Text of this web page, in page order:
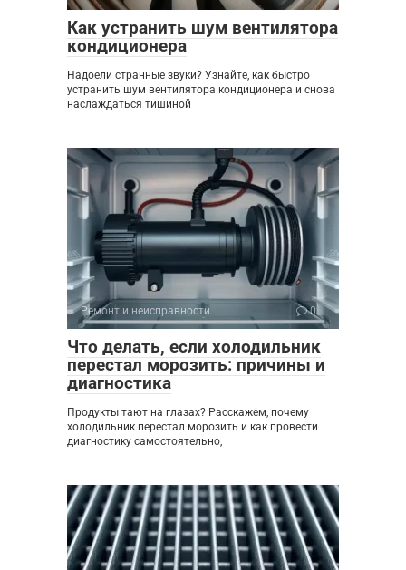
Как устранить шум вентилятора
кондиционера
Надоели странные звуки? Узнайте, как быстро
устранить шум вентилятора кондиционера и снова
наслаждаться тишиной
Ремонт и неисправности 0
Что делать, если холодильник
перестал морозить: причины и
диагностика
Продукты тают на глазах? Расскажем, почему
холодильник перестал морозить и как провести
диагностику самостоятельно,